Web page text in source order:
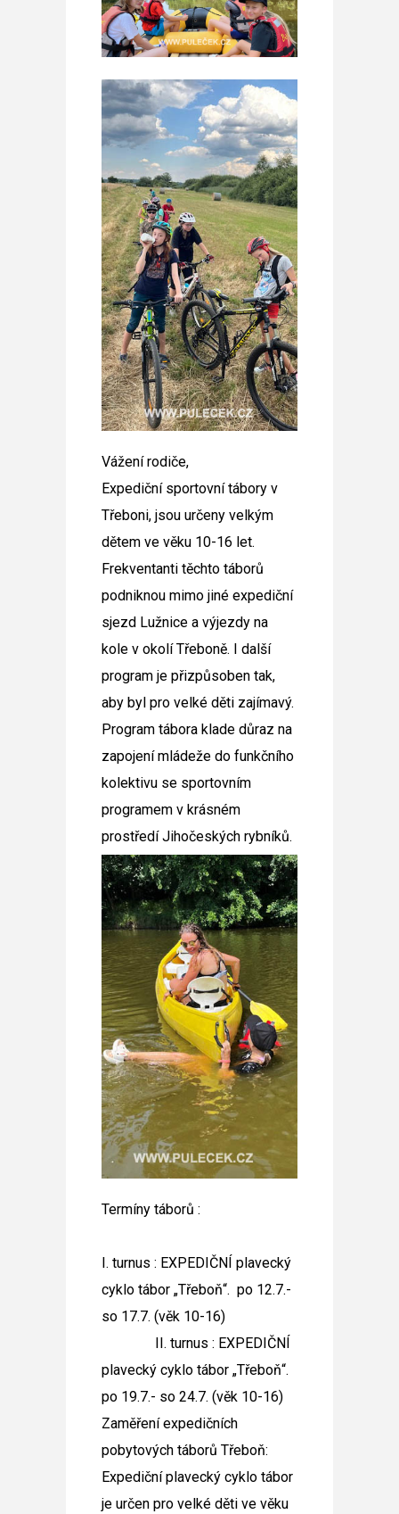
Vážení rodiče,
Expediční sportovní tábory v
Třeboni, jsou určeny velkým
dětem ve věku 10-16 let.
Frekventanti těchto táborů
podniknou mimo jiné expediční
sjezd Lužnice a výjezdy na
kole v okolí Třeboně. I další
program je přizpůsoben tak,
aby byl pro velké děti zajímavý.
Program tábora klade důraz na
zapojení mládeže do funkčního
kolektivu se sportovním
programem v krásném
prostředí Jihočeských rybníků.
Termíny táborů :
I. turnus : EXPEDIČNÍ plavecký
cyklo tábor „Třeboň“. po 12.7.-
so 17.7. (věk 10-16)
II. turnus : EXPEDIČNÍ
plavecký cyklo tábor „Třeboň“.
po 19.7.- so 24.7. (věk 10-16)
Zaměření expedičních
pobytových táborů Třeboň:
Expediční plavecký cyklo tábor
je určen pro velké děti ve věku